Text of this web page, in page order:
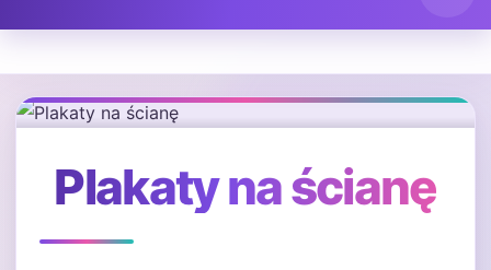
Plakaty na ścianę